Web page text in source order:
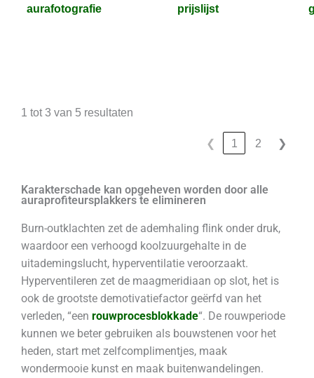
aurafotografie
prijslijst
1 tot 3 van 5 resultaten
❮ 1 2 ❯
Karakterschade kan opgeheven worden door alle
auraprofiteursplakkers te elimineren
Burn-outklachten zet de ademhaling flink onder druk,
waardoor een verhoogd koolzuurgehalte in de
uitademingslucht, hyperventilatie veroorzaakt.
Hyperventileren zet de maagmeridiaan op slot, het is
ook de grootste demotivatiefactor geërfd van het
verleden, “een rouwprocesblokkade“. De rouwperiode
kunnen we beter gebruiken als bouwstenen voor het
heden, start met zelfcomplimentjes, maak
wondermooie kunst en maak buitenwandelingen.